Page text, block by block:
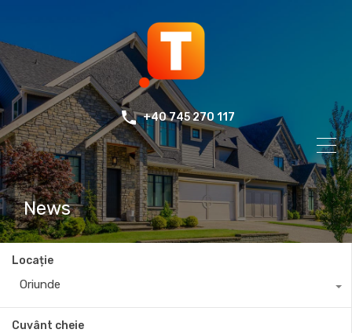
+40 745 270 117
News
Locație
Oriunde
Cuvânt cheie